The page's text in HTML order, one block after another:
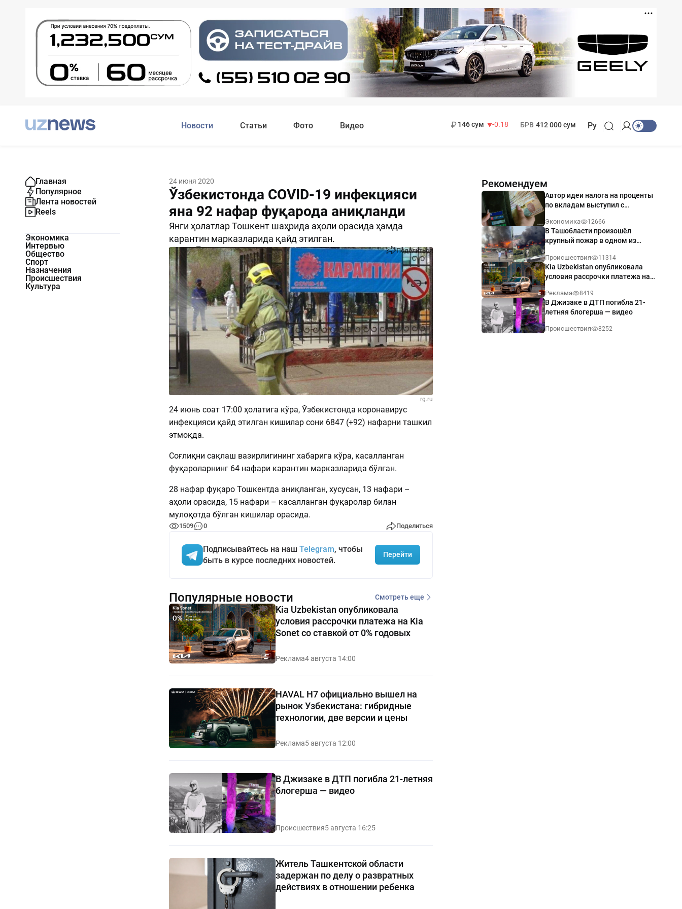
Новости Статьи Фото Видео
146 сум
-0.18
БРВ 412 000 сум Ру
Главная
Популярное
Лента новостей
Reels
Экономика
Интервью
Общество
Спорт
Назначения
Происшествия
Культура
24 июня 2020
Ўзбекистонда COVID-19 инфекцияси
яна 92 нафар фуқарода аниқланди
Янги ҳолатлар Тошкент шаҳрида аҳоли орасида ҳамда
карантин марказларида қайд этилган.
1509 0 Поделиться
rg.ru
24 июнь соат 17:00 ҳолатига кўра, Ўзбекистонда коронавирус
инфекцияси қайд этилган кишилар сони 6847 (+92) нафарни ташкил
этмоқда.
Соғлиқни сақлаш вазирлигининг хабарига кўра, касалланган
фуқароларнинг 64 нафари карантин марказларида бўлган.
28 нафар фуқаро Тошкентда аниқланган, хусусан, 13 нафари –
аҳоли орасида, 15 нафари – касалланган фуқаролар билан
мулоқотда бўлган кишилар орасида.
1509 0 Поделиться
Подписывайтесь на наш Telegram, чтобы
быть в курсе последних новостей.
Перейти
Рекомендуем
Автор идеи налога на проценты
по вкладам выступил с
Экономика 12666
В Ташобласти произошёл
крупный пожар в одном из
Происшествия 11314
Kia Uzbekistan опубликовала
условия рассрочки платежа на
годовых
Реклама 8419
В Джизаке в ДТП погибла 21-
летняя блогерша — видео
Происшествия 8252
Популярные новости Смотреть еще
Kia Uzbekistan опубликовала
условия рассрочки платежа на Kia
Sonet со ставкой от 0% годовых
Реклама4 августа 14:00
HAVAL H7 официально вышел на
рынок Узбекистана: гибридные
технологии, две версии и цены
Реклама5 августа 12:00
В Джизаке в ДТП погибла 21-летняя
блогерша — видео
Происшествия5 августа 16:25
Житель Ташкентской области
задержан по делу о развратных
действиях в отношении ребенка